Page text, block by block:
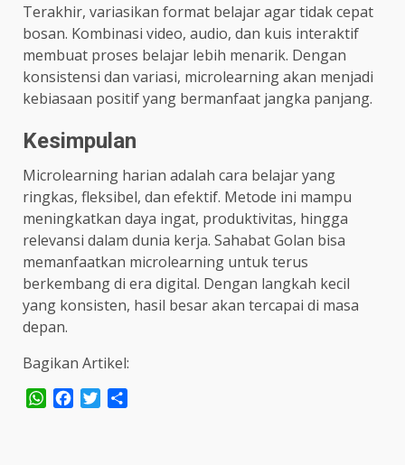
Terakhir, variasikan format belajar agar tidak cepat
bosan. Kombinasi video, audio, dan kuis interaktif
membuat proses belajar lebih menarik. Dengan
konsistensi dan variasi, microlearning akan menjadi
kebiasaan positif yang bermanfaat jangka panjang.
Kesimpulan
Microlearning harian adalah cara belajar yang
ringkas, fleksibel, dan efektif. Metode ini mampu
meningkatkan daya ingat, produktivitas, hingga
relevansi dalam dunia kerja. Sahabat Golan bisa
memanfaatkan microlearning untuk terus
berkembang di era digital. Dengan langkah kecil
yang konsisten, hasil besar akan tercapai di masa
depan.
Bagikan Artikel:
WhatsApp
Facebook
Twitter